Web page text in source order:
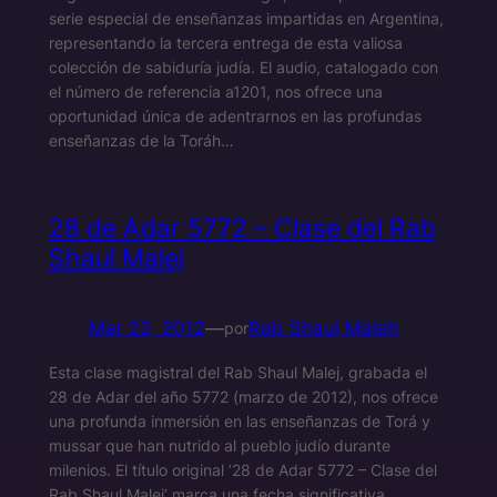
serie especial de enseñanzas impartidas en Argentina,
representando la tercera entrega de esta valiosa
colección de sabiduría judía. El audio, catalogado con
el número de referencia a1201, nos ofrece una
oportunidad única de adentrarnos en las profundas
enseñanzas de la Toráh…
28 de Adar 5772 – Clase del Rab
Shaul Malej
Mar 22, 2012—porRab Shaul Maleh
Esta clase magistral del Rab Shaul Malej, grabada el
28 de Adar del año 5772 (marzo de 2012), nos ofrece
una profunda inmersión en las enseñanzas de Torá y
mussar que han nutrido al pueblo judío durante
milenios. El título original ’28 de Adar 5772 – Clase del